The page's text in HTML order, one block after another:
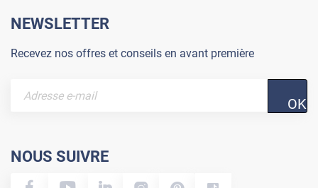
NEWSLETTER
Recevez nos offres et conseils en avant première
OK
NOUS SUIVRE